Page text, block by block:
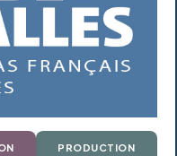
PRODUCTION